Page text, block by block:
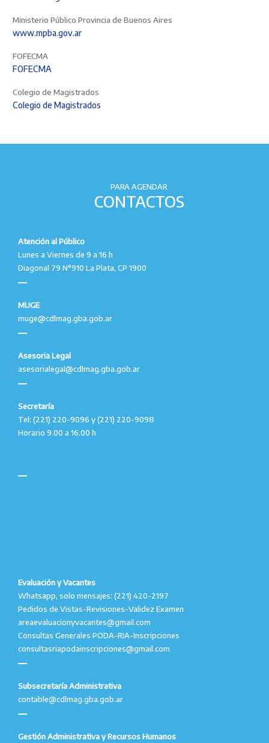
Ministerio Público Provincia de Buenos Aires
www.mpba.gov.ar
FOFECMA
FOFECMA
Colegio de Magistrados
Colegio de Magistrados
PARA AGENDAR
CONTACTOS
Atención al Público
Lunes a Viernes de 9 a 16 h
Diagonal 79 N°910 La Plata, CP 1900
MUGE
muge@cdlmag.gba.gob.ar
Asesoria Legal
asesorialegal@cdlmag.gba.gob.ar
Secretaría
Tel: (221) 220-9096 y (221) 220-9098
Horario 9.00 a 16.00 h
Evaluación y Vacantes
Whatsapp, solo mensajes: (221) 420-2197
Pedidos de Vistas-Revisiones-Validez Examen
areaevaluacionyvacantes@gmail.com
Consultas Generales PODA-RIA-Inscripciones
consultasriapodainscripciones@gmail.com
Subsecretaría Administrativa
contable@cdlmag.gba.gob.ar
Gestión Administrativa y Recursos Humanos